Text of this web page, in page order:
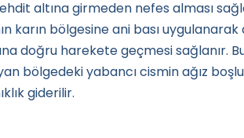
altına girmeden nefes alması
karın bölgesine ani bası
doğru harekete geçmesi sağlanır.
bölgedeki yabancı cismin ağız
giderilir.